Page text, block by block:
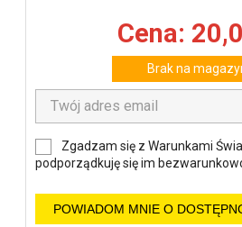
Cena:
Brak na
Zgadzam się z Warunkami
podporządkuję się im
POWIADOM MNIE O